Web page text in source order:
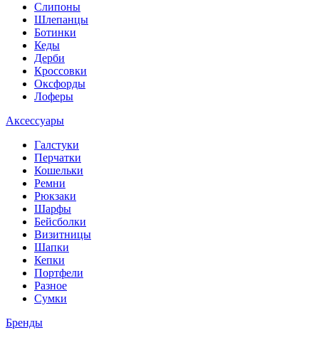
Слипоны
Шлепанцы
Ботинки
Кеды
Дерби
Кроссовки
Оксфорды
Лоферы
Аксессуары
Галстуки
Перчатки
Кошельки
Ремни
Рюкзаки
Шарфы
Бейсболки
Визитницы
Шапки
Кепки
Портфели
Разное
Сумки
Бренды